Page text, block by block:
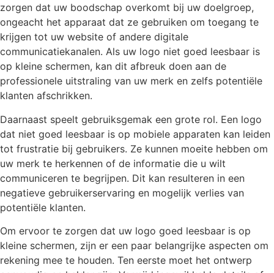
zorgen dat uw boodschap overkomt bij uw doelgroep,
ongeacht het apparaat dat ze gebruiken om toegang te
krijgen tot uw website of andere digitale
communicatiekanalen. Als uw logo niet goed leesbaar is
op kleine schermen, kan dit afbreuk doen aan de
professionele uitstraling van uw merk en zelfs potentiële
klanten afschrikken.
Daarnaast speelt gebruiksgemak een grote rol. Een logo
dat niet goed leesbaar is op mobiele apparaten kan leiden
tot frustratie bij gebruikers. Ze kunnen moeite hebben om
uw merk te herkennen of de informatie die u wilt
communiceren te begrijpen. Dit kan resulteren in een
negatieve gebruikerservaring en mogelijk verlies van
potentiële klanten.
Om ervoor te zorgen dat uw logo goed leesbaar is op
kleine schermen, zijn er een paar belangrijke aspecten om
rekening mee te houden. Ten eerste moet het ontwerp